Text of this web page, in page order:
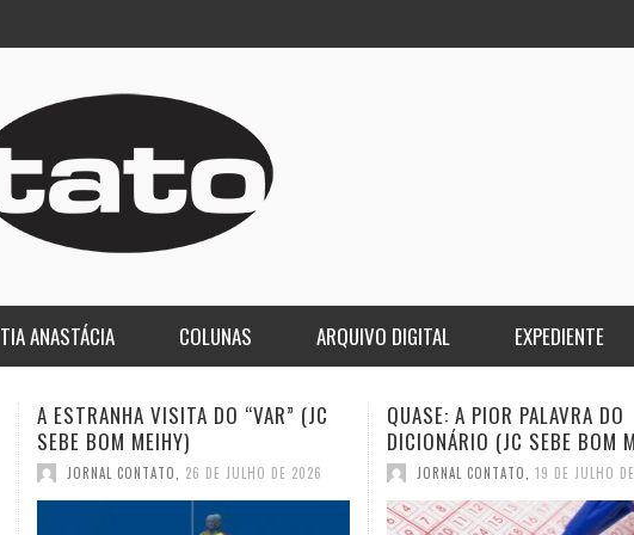
TIA ANASTÁCIA COLUNAS ARQUIVO DIGITAL EXPEDIENTE
QUASE: A PIOR PALAVRA DO
DICIONÁRIO (JC SEBE BOM MEIHY)
JORNAL CONTATO 19 DE JULHO DE 2026
A DEMOCRACIA
GASPARI)
JORNAL CONTATO 12 DE JULHO